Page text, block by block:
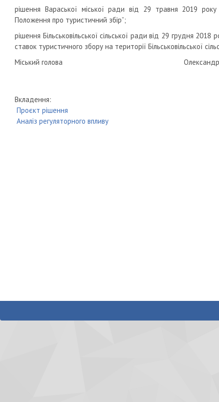
рішення Вараської міської ради від 29 травня 2019
Положення про туристичний збір”;
рішення Більськовільської сільської ради від 29 грудня
ставок туристичного збору на території Більськовільської
Міський голова Олександр
Вкладення:
Проєкт рішення
Аналіз регуляторного впливу